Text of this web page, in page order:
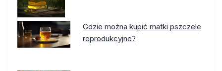
Gdzie można kupić matki pszczele
reprodukcyjne?